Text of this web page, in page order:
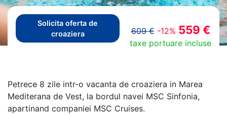
Solicita oferta de
croaziera
609 € -12% 559 €
taxe portuare incluse
Petrece 8 zile intr-o vacanta de croaziera in Marea
Mediterana de Vest, la bordul navei MSC Sinfonia,
apartinand companiei MSC Cruises.